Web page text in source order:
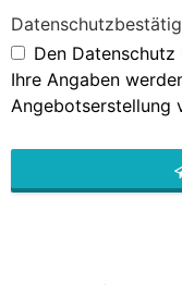
Den Datenschutz
Ihre Angaben
Angebotserstellung